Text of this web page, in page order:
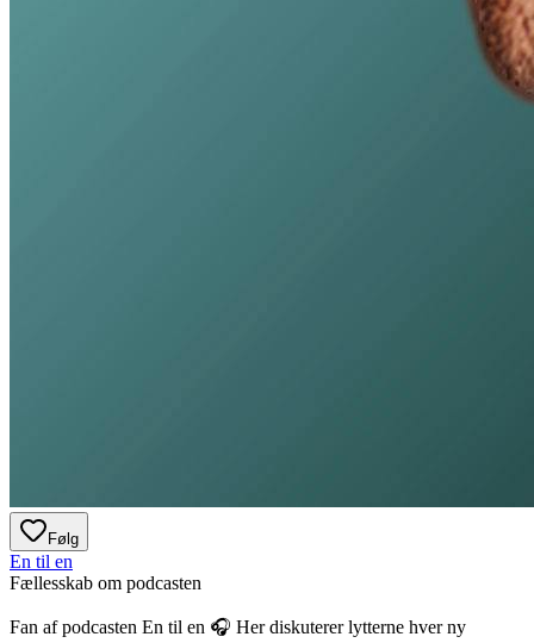
Følg
En til en
Fællesskab om podcasten
Fan af podcasten En til en 🎧 Her diskuterer lytterne hver ny